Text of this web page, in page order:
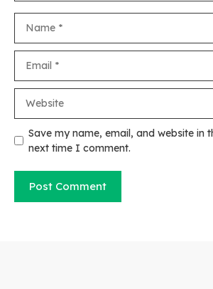
Save my name, email, and website in
next time I comment.